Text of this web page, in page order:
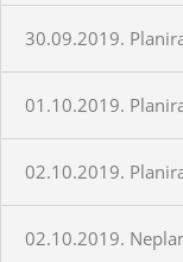
30.09.2019.
01.10.2019.
02.10.2019.
02.10.2019.